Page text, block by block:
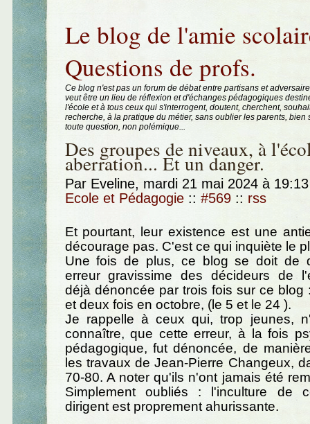
Le blog de l'amie
Questions de profs.
Ce blog n'est pas un forum de débat entre partisans et
veut être un lieu de réflexion et d'échanges pédagogiques
l'école et à tous ceux qui s'interrogent, doutent, cherchent,
recherche, à la pratique du métier, sans oublier les parents, bien
toute question, non polémique...
Des groupes de niveaux, à
aberration... Et un danger.
Par Eveline, mardi 21 mai 2024 à
Ecole et Pédagogie :: #569 :: rss
Et pourtant, leur existence est une
décourage pas. C'est ce qui inquiète le
Une fois de plus, ce blog se doit de
erreur gravissime des décideurs de
déjà dénoncée par trois fois sur ce blog
et deux fois en octobre, (le 5 et le 24 ).
Je rappelle à ceux qui, trop jeunes,
connaître, que cette erreur, à la fois
pédagogique, fut dénoncée, de
les travaux de Jean-Pierre Changeux,
70-80. A noter qu'ils n'ont jamais été
Simplement oubliés : l'inculture de
dirigent est proprement ahurissante.